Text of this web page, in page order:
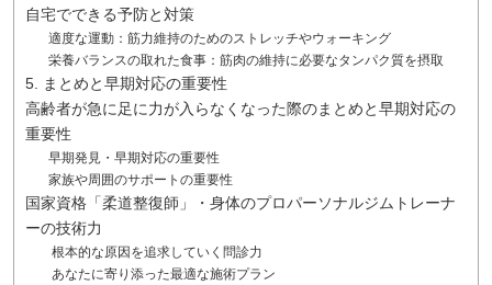
自宅でできる予防と対策
適度な運動：筋力維持のためのストレッチやウォーキング
栄養バランスの取れた食事：筋肉の維持に必要なタンパク質を摂取
5. まとめと早期対応の重要性
高齢者が急に足に力が入らなくなった際のまとめと早期対応の
重要性
早期発見・早期対応の重要性
家族や周囲のサポートの重要性
国家資格「柔道整復師」・身体のプロパーソナルジムトレーナ
ーの技術力
根本的な原因を追求していく問診力
あなたに寄り添った最適な施術プラン